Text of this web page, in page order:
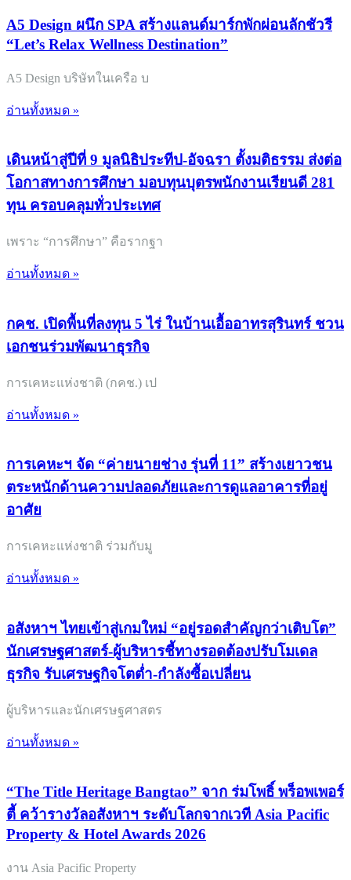
A5 Design ผนึก SPA สร้างแลนด์มาร์กพักผ่อนลักชัวรี
“Let’s Relax Wellness Destination”
A5 Design บริษัทในเครือ บ
อ่านทั้งหมด »
เดินหน้าสู่ปีที่ 9 มูลนิธิประทีป-อัจฉรา ตั้งมติธรรม ส่งต่อ
โอกาสทางการศึกษา มอบทุนบุตรพนักงานเรียนดี 281
ทุน ครอบคลุมทั่วประเทศ
เพราะ “การศึกษา” คือรากฐา
อ่านทั้งหมด »
กคช. เปิดพื้นที่ลงทุน 5 ไร่ ในบ้านเอื้ออาทรสุรินทร์ ชวน
เอกชนร่วมพัฒนาธุรกิจ
การเคหะแห่งชาติ (กคช.) เป
อ่านทั้งหมด »
การเคหะฯ จัด “ค่ายนายช่าง รุ่นที่ 11” สร้างเยาวชน
ตระหนักด้านความปลอดภัยและการดูแลอาคารที่อยู่
อาศัย
การเคหะแห่งชาติ ร่วมกับมู
อ่านทั้งหมด »
อสังหาฯ ไทยเข้าสู่เกมใหม่ “อยู่รอดสำคัญกว่าเติบโต”
นักเศรษฐศาสตร์-ผู้บริหารชี้ทางรอดต้องปรับโมเดล
ธุรกิจ รับเศรษฐกิจโตต่ำ-กำลังซื้อเปลี่ยน
ผู้บริหารและนักเศรษฐศาสตร
อ่านทั้งหมด »
“The Title Heritage Bangtao” จาก ร่มโพธิ์ พร็อพเพอร์
ตี้ คว้ารางวัลอสังหาฯ ระดับโลกจากเวที Asia Pacific
Property & Hotel Awards 2026
งาน Asia Pacific Property